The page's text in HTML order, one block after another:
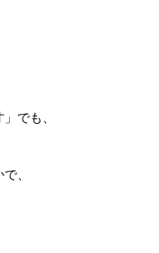
でも、
、